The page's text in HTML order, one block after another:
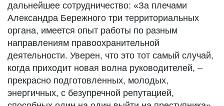
дальнейшее сотрудничество: «За плечами
Александра Бережного три территориальных
органа, имеется опыт работы по разным
направлениям правоохранительной
деятельности. Уверен, что это тот самый случай,
когда приходит новая волна руководителей, –
прекрасно подготовленных, молодых,
энергичных, с безупречной репутацией,